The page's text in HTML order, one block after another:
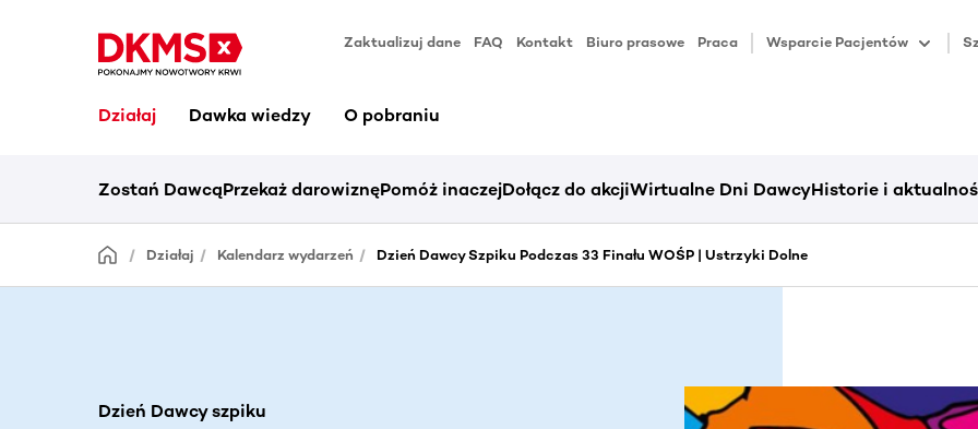
Zaktualizuj dane FAQ Kontakt Biuro prasowe Praca Wsparcie Pacjentów
Działaj Dawka wiedzy O pobraniu
Zostań DawcąPrzekaż darowiznęPomóż inaczejDołącz do akcjiWirtualne Dni DawcyHistorie i
Działaj Kalendarz wydarzeń Dzień Dawcy Szpiku Podczas 33 Finału WOŚP | Ustrzyki Dolne
Dzień Dawcy szpiku